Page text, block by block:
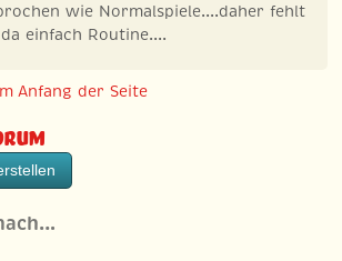
wie Normalspiele....daher fehlt
einfach Routine....
Anfang der Seite